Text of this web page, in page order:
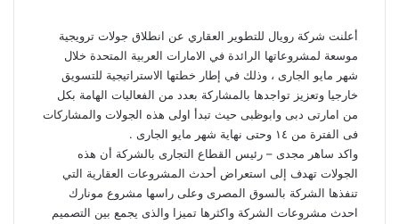
أعلنت شركة رويال للتطوير العقاري عن انطلاق جولات ترويجية
موسعة لمشروعاتها الرائدة في الامارات العربية المتحدة خلال
شهر مايو الجارى ، وذلك في إطار خطتها الاستراتيجية للتسويق
خارجيا وتعزيز تواجدها بالمشاركة بعدد من الفعاليات الهامة بكل
من امارتى دبى وابوظبى حيث تبدأ اولى هذه الجولات والمشاركات
فى الفترة من ١٤ وحتى نهاية شهر مايو الجارى .
واكد ساهر مجدى – رئيس القطاع التجارى بالشركة أن هذه
الجولات تهدف إلى استعراض أحدث المشروعات العقارية التي
تنفذها الشركة بالسوق المصرى وعلى راسها مشروع مونارك
احدث مشروعات الشركة واكثرها تميزا والذى يجمع بين التصميم